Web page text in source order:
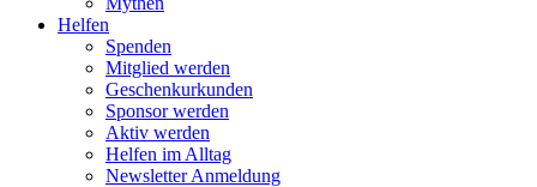
Helfen
Spenden
Mitglied werden
Geschenkurkunden
Sponsor werden
Aktiv werden
Helfen im Alltag
Newsletter Anmeldung